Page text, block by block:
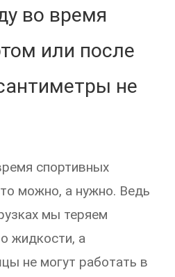
во время
или после
не
спортивных
можно, а нужно. Ведь
мы теряем
жидкости, а
не могут работать в